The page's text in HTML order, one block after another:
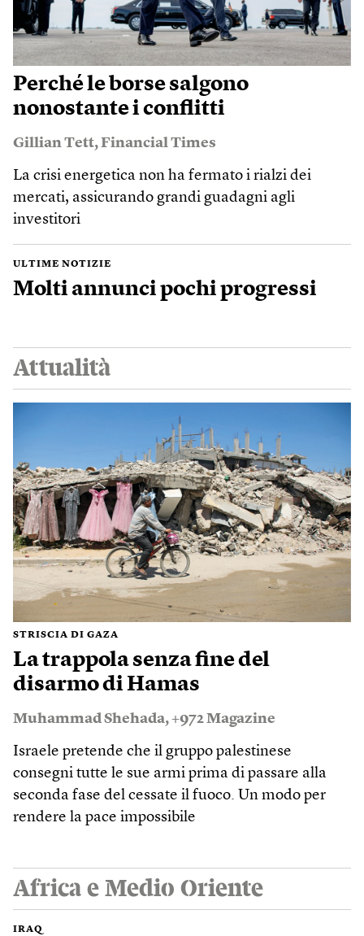
Perché le borse salgono
nonostante i conflitti
Gillian Tett,Financial Times
La crisi energetica non ha fermato i rialzi dei
mercati, assicurando grandi guadagni agli
investitori
ULTIME NOTIZIE
Molti annunci pochi progressi
Attualità
STRISCIA DI GAZA
La trappola senza fine del
disarmo di Hamas
Muhammad Shehada,+972 Magazine
Israele pretende che il gruppo palestinese
consegni tutte le sue armi prima di passare alla
seconda fase del cessate il fuoco. Un modo per
rendere la pace impossibile
Africa e Medio Oriente
IRAQ